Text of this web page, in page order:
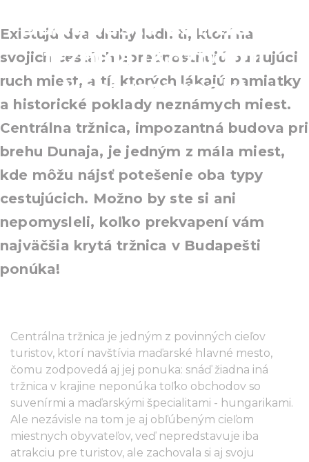
Budapešti: Centrálna
tržnica (Központi
Vásárcsarnok)
Existujú dva druhy ľudí: tí, ktorí na
svojich cestách uprednostňujú pulzujúci
ruch miest, a tí, ktorých lákajú pamiatky
a historické poklady neznámych miest.
Centrálna tržnica, impozantná budova pri
brehu Dunaja, je jedným z mála miest,
kde môžu nájsť potešenie oba typy
cestujúcich. Možno by ste si ani
nepomysleli, koľko prekvapení vám
najväčšia krytá tržnica v Budapešti
ponúka!
Centrálna tržnica je jedným z povinných cieľov
turistov, ktorí navštívia maďarské hlavné mesto,
čomu zodpovedá aj jej ponuka: snáď žiadna iná
tržnica v krajine neponúka toľko obchodov so
suvenírmi a maďarskými špecialitami - hungarikami.
Ale nezávisle na tom je aj obľúbeným cieľom
miestnych obyvateľov, veď nepredstavuje iba
atrakciu pre turistov, ale zachovala si aj svoju